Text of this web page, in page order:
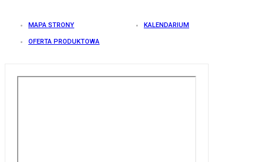
MAPA STRONY KALENDARIUM
OFERTA PRODUKTOWA